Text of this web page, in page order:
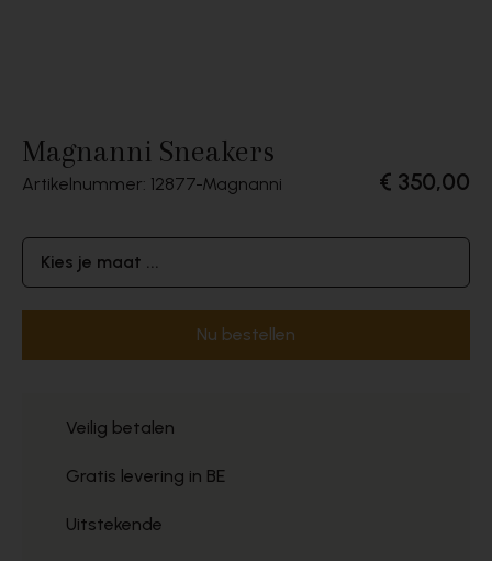
Magnanni Sneakers
Artikelnummer: 12877 Magnanni € 350,00
Kies je maat ...
Nu bestellen
Veilig betalen
Gratis levering in BE
Uitstekende